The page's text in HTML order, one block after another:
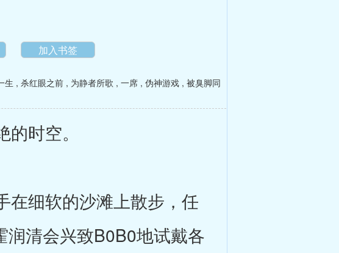
加入书签
生 , 杀红眼之前 , 为静者所歌 , 一席 , 伪神游戏 , 被臭脚同
时空。
细软的沙滩上散步，任
润清会兴致B0B0地试戴各